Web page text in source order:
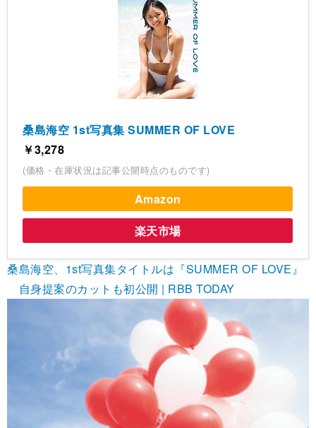
桑島海空 1st写真集 SUMMER OF LOVE
￥3,278
(価格・在庫状況は記事公開時点のものです)
Amazon
楽天市場
桑島海空、1st写真集タイトルは『SUMMER OF LOVE』
自身提案のカットも初公開 | RBB TODAY